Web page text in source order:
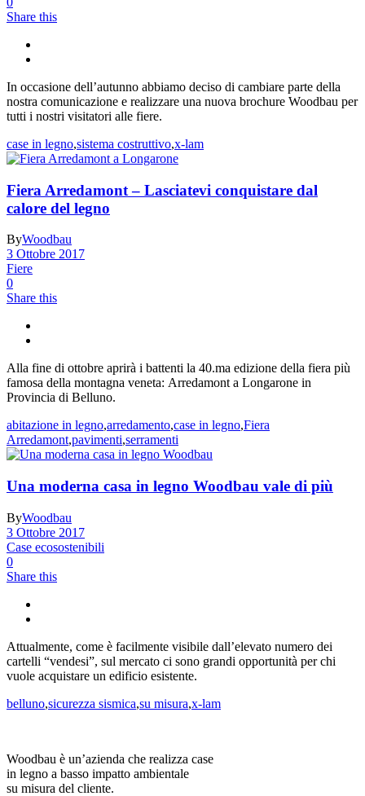
Share this
In occasione dell’autunno abbiamo deciso di cambiare parte della
nostra comunicazione e realizzare una nuova brochure Woodbau per
tutti i nostri visitatori alle fiere.
case in legno,sistema costruttivo,x-lam
Fiera Arredamont – Lasciatevi conquistare dal
calore del legno
ByWoodbau
3 Ottobre 2017
Fiere
0
Share this
Alla fine di ottobre aprirà i battenti la 40.ma edizione della fiera più
famosa della montagna veneta: Arredamont a Longarone in
Provincia di Belluno.
abitazione in legno,arredamento,case in legno,Fiera
Arredamont,pavimenti,serramenti
Una moderna casa in legno Woodbau vale di più
ByWoodbau
3 Ottobre 2017
Case ecosostenibili
0
Share this
Attualmente, come è facilmente visibile dall’elevato numero dei
cartelli “vendesi”, sul mercato ci sono grandi opportunità per chi
vuole acquistare un edificio esistente.
belluno,sicurezza sismica,su misura,x-lam
Woodbau è un’azienda che realizza case
in legno a basso impatto ambientale
su misura del cliente.